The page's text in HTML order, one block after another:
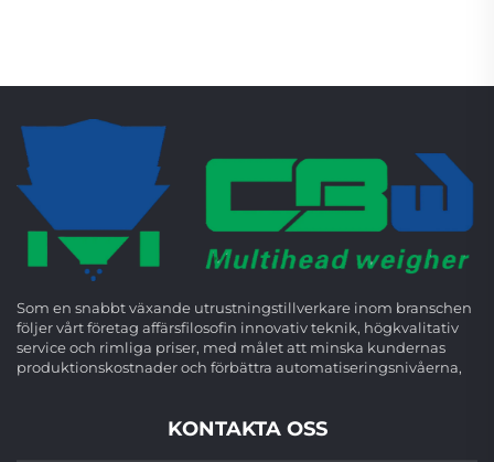
Som en snabbt växande utrustningstillverkare inom branschen
följer vårt företag affärsfilosofin innovativ teknik, högkvalitativ
service och rimliga priser, med målet att minska kundernas
produktionskostnader och förbättra automatiseringsnivåerna,
KONTAKTA OSS